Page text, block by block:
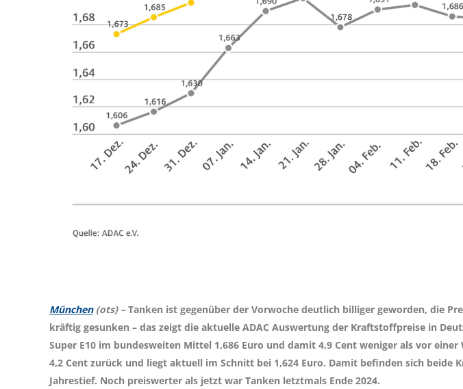
München(ots) –Tanken ist gegenüber der Vorwoche deutlich billiger geworden, die
kräftig gesunken – das zeigt die aktuelle ADAC Auswertung der Kraftstoffpreise in
Super E10 im bundesweiten Mittel 1,686 Euro und damit 4,9 Cent weniger als vor einer
4,2 Cent zurück und liegt aktuell im Schnitt bei 1,624 Euro. Damit befinden sich beide
Jahrestief. Noch preiswerter als jetzt war Tanken letztmals Ende 2024.